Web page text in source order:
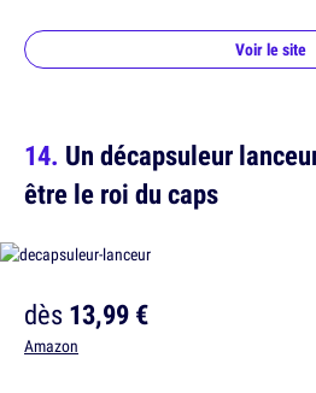
Voir le site
Un décapsuleur
être le roi du caps
dès13,99 €
Amazon